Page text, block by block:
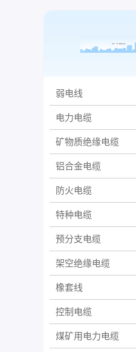
弱电线
电力电缆
矿物质绝缘电缆
铝合金电缆
防火电缆
特种电缆
预分支电缆
架空绝缘电缆
橡套线
控制电缆
煤矿用电力电缆